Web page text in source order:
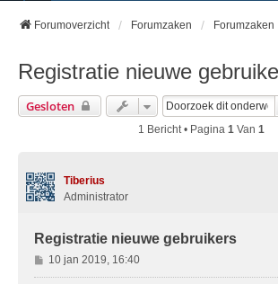
Forumoverzicht Forumzaken Forumzaken
Registratie nieuwe
Gesloten
1 Bericht • Pagina 1 Van 1
Tiberius
Administrator
Registratie nieuwe gebruikers
B
e
10 jan 2019, 16:40